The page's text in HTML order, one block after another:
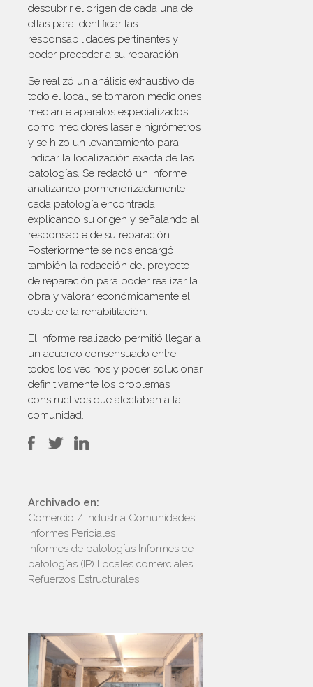
descubrir el origen de cada una de
ellas para identificar las
responsabilidades pertinentes y
poder proceder a su reparación.
Se realizó un análisis exhaustivo de
todo el local, se tomaron mediciones
mediante aparatos especializados
como medidores laser e higrómetros
y se hizo un levantamiento para
indicar la localización exacta de las
patologías. Se redactó un informe
analizando pormenorizadamente
cada patología encontrada,
explicando su origen y señalando al
responsable de su reparación.
Posteriormente se nos encargó
también la redacción del proyecto
de reparación para poder realizar la
obra y valorar económicamente el
coste de la rehabilitación.
El informe realizado permitió llegar a
un acuerdo consensuado entre
todos los vecinos y poder solucionar
definitivamente los problemas
constructivos que afectaban a la
comunidad.
Archivado en:
Comercio / Industria Comunidades
Informes Periciales
Informes de patologías Informes de
patologías (IP) Locales comerciales
Refuerzos Estructurales